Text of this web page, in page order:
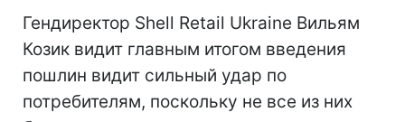
Гендиректор Shell Retail Ukraine Вильям
Козик видит главным итогом введения
пошлин видит сильный удар по
потребителям, поскольку не все из них